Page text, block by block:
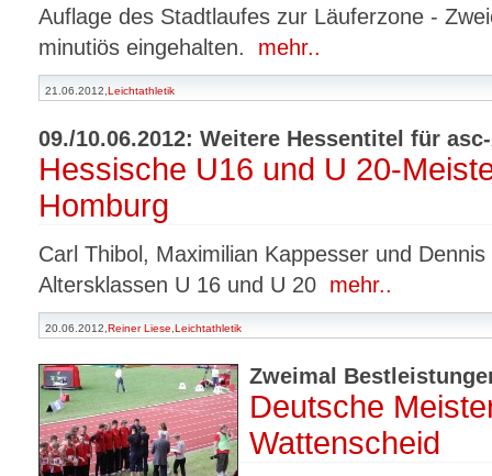
Auflage des Stadtlaufes zur Läuferzone -
minutiös eingehalten. mehr..
21.06.2012 Leichtathletik
09./10.06.2012: Weitere Hessentitel für
Hessische U16 und U 20-
Homburg
Carl Thibol, Maximilian Kappesser und
Altersklassen U 16 und U 20 mehr..
20.06.2012,Reiner Liese,Leichtathletik
Zweimal
Deutsche
Wattenscheid